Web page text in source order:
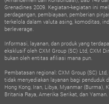
Grenadines 2009. Kegiatan-kegiatan ini
perdagangan, pembiayaan, pemberian
terkelola dalam valuta asing, komoditas,
berleverage.
Informasi, layanan, dan produk yang
eksklusif oleh CXM Group (SC) Ltd, CXM
bukan oleh entitas afiliasi mana pun.
Pembatasan regional: CXM Group (SC)
tidak menyediakan layanan bagi penduduk
Hong Kong, Iran, Libya, Myanmar (Burma),
Britania Raya, Amerika Serikat, dan Yaman.